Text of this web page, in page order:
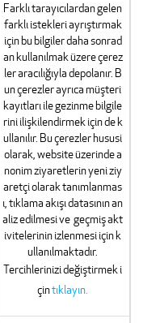
Farklı tarayıcılardan gelen
farklı istekleri ayrıştırmak
için bu bilgiler daha sonrad
an kullanılmak üzere çerez
ler aracılığıyla depolanır. B
un çerezler ayrıca müşteri
kayıtları ile gezinme bilgile
rini ilişkilendirmek için de k
ullanılır. Bu çerezler hususi
olarak, website üzerinde a
nonim ziyaretlerin yeni ziy
aretçi olarak tanımlanmas
ı, tıklama akışı datasının an
aliz edilmesi ve geçmiş akt
ivitelerinin izlenmesi için k
ullanılmaktadır.
Tercihlerinizi değiştirmek i
çintıklayın.